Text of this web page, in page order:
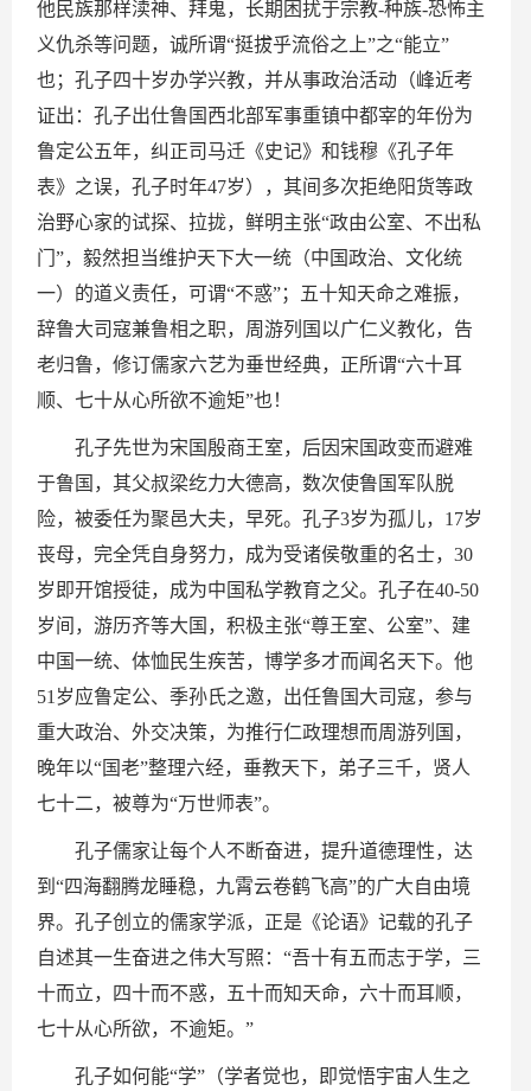
他民族那样渎神、拜鬼，长期困扰于宗教-种族-恐怖主
义仇杀等问题，诚所谓“挺拔乎流俗之上”之“能立”
也；孔子四十岁办学兴教，并从事政治活动（峰近考
证出：孔子出仕鲁国西北部军事重镇中都宰的年份为
鲁定公五年，纠正司马迁《史记》和钱穆《孔子年
表》之误，孔子时年47岁），其间多次拒绝阳货等政
治野心家的试探、拉拢，鲜明主张“政由公室、不出私
门”，毅然担当维护天下大一统（中国政治、文化统
一）的道义责任，可谓“不惑”；五十知天命之难振，
辞鲁大司寇兼鲁相之职，周游列国以广仁义教化，告
老归鲁，修订儒家六艺为垂世经典，正所谓“六十耳
顺、七十从心所欲不逾矩”也！
孔子先世为宋国殷商王室，后因宋国政变而避难
于鲁国，其父叔梁纥力大德高，数次使鲁国军队脱
险，被委任为聚邑大夫，早死。孔子3岁为孤儿，17岁
丧母，完全凭自身努力，成为受诸侯敬重的名士，30
岁即开馆授徒，成为中国私学教育之父。孔子在40-50
岁间，游历齐等大国，积极主张“尊王室、公室”、建
中国一统、体恤民生疾苦，博学多才而闻名天下。他
51岁应鲁定公、季孙氏之邀，出任鲁国大司寇，参与
重大政治、外交决策，为推行仁政理想而周游列国，
晚年以“国老”整理六经，垂教天下，弟子三千，贤人
七十二，被尊为“万世师表”。
孔子儒家让每个人不断奋进，提升道德理性，达
到“四海翻腾龙睡稳，九霄云卷鹤飞高”的广大自由境
界。孔子创立的儒家学派，正是《论语》记载的孔子
自述其一生奋进之伟大写照：“吾十有五而志于学，三
十而立，四十而不惑，五十而知天命，六十而耳顺，
七十从心所欲，不逾矩。”
孔子如何能“学”（学者觉也，即觉悟宇宙人生之